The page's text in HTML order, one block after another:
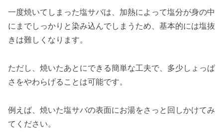
一度焼いてしまった塩サバは、加熱によって塩分が身の中
にまでしっかりと染み込んでしまうため、基本的には塩抜
きは難しくなります。
ただし、焼いたあとにできる簡単な工夫で、多少しょっぱ
さをやわらげることは可能です。
例えば、焼いた塩サバの表面にお湯をさっと回しかけてみ
てください。